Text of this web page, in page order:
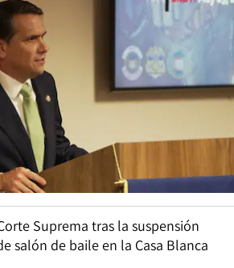
Suprema tras la suspensión
salón de baile en la Casa Blanca